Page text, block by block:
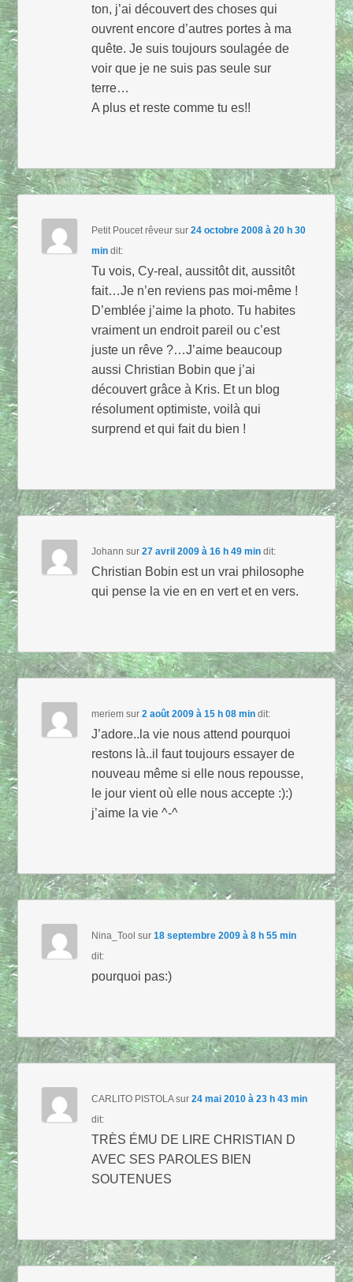
ton, j’ai découvert des choses qui
ouvrent encore d’autres portes à ma
quête. Je suis toujours soulagée de
voir que je ne suis pas seule sur
terre…
A plus et reste comme tu es!!
Petit Poucet rêveur sur24 octobre 2008 à 20 h 30
min dit:
Tu vois, Cy-real, aussitôt dit, aussitôt
fait…Je n’en reviens pas moi-même !
D’emblée j’aime la photo. Tu habites
vraiment un endroit pareil ou c’est
juste un rêve ?…J’aime beaucoup
aussi Christian Bobin que j’ai
découvert grâce à Kris. Et un blog
résolument optimiste, voilà qui
surprend et qui fait du bien !
Johann sur27 avril 2009 à 16 h 49 min dit:
Christian Bobin est un vrai philosophe
qui pense la vie en en vert et en vers.
meriem sur2 août 2009 à 15 h 08 min dit:
J’adore..la vie nous attend pourquoi
restons là..il faut toujours essayer de
nouveau même si elle nous repousse,
le jour vient où elle nous accepte :):)
j’aime la vie ^-^
Nina_Tool sur18 septembre 2009 à 8 h 55 min
dit:
pourquoi pas:)
CARLITO PISTOLAsur24 mai 2010 à 23 h 43 min
dit:
TRÈS ÉMU DE LIRE CHRISTIAN D
AVEC SES PAROLES BIEN
SOUTENUES